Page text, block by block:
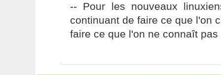
-- Pour les nouveaux
continuant de faire ce que l'on
faire ce que l'on ne connaît pas